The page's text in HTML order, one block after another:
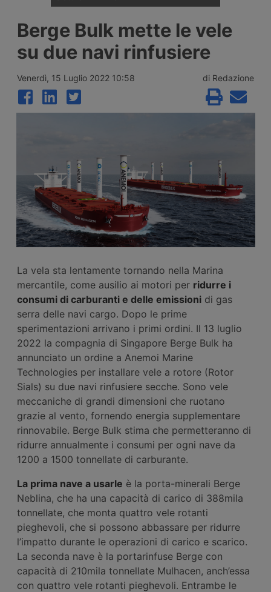
gruppo Enel, ha inaugurato il suo secondo
sito italiano dedicato alla ricarica
ultraveloce dei veicoli industriali elettrici,
dopo Piacenza: otto punti di ricarica, di cui
autostradale di Parma Ovest.
Berge Bulk mette le vele
su due navi rinfusiere
Venerdì, 15 Luglio 2022 10:58 di Redazione
La vela sta lentamente tornando nella Marina
mercantile, come ausilio ai motori per ridurre i
consumi di carburanti e delle emissioni di gas
serra delle navi cargo. Dopo le prime
sperimentazioni arrivano i primi ordini. Il 13 luglio
2022 la compagnia di Singapore Berge Bulk ha
annunciato un ordine a Anemoi Marine
Technologies per installare vele a rotore (Rotor
Sials) su due navi rinfusiere secche. Sono vele
meccaniche di grandi dimensioni che ruotano
grazie al vento, fornendo energia supplementare
rinnovabile. Berge Bulk stima che permetteranno di
ridurre annualmente i consumi per ogni nave da
1200 a 1500 tonnellate di carburante.
La prima nave a usarle è la porta-minerali Berge
Neblina, che ha una capacità di carico di 388mila
tonnellate, che monta quattro vele rotanti
pieghevoli, che si possono abbassare per ridurre
l’impatto durante le operazioni di carico e scarico.
La seconda nave è la portarinfuse Berge con
capacità di 210mila tonnellate Mulhacen, anch’essa
con quattro vele rotanti pieghevoli. Entrambe le